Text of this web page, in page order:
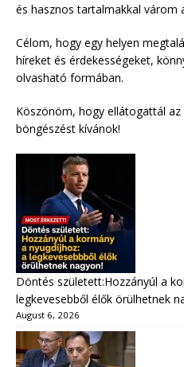
és hasznos tartalmakkal várom
Célom, hogy egy helyen
híreket és érdekességeket,
olvasható formában.
Köszönöm, hogy ellátogattál az
böngészést kívánok!
Döntés született:Hozzányúl a
legkevesebből élők örülhetnek
August 6, 2026